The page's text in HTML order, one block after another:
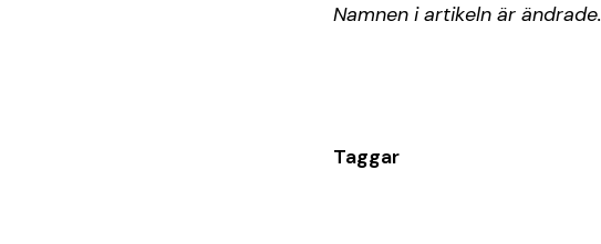
Namnen i artikeln är ändrade.
Taggar